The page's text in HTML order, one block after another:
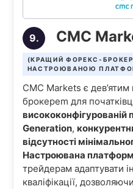
9. CMC
(КРАЩИЙ ФОРЕКС-БРОКЕР
НАСТРОЮВАНОЮ
CMC Markets є
брокерem для
висококонфігурованій
Generation,
відсутності
Настроювана
трейдерам адаптувати
кваліфікації,